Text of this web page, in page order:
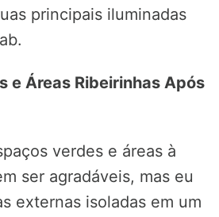
principais iluminadas
e Áreas Ribeirinhas Após
verdes e áreas à
ser agradáveis, mas eu
externas isoladas em um